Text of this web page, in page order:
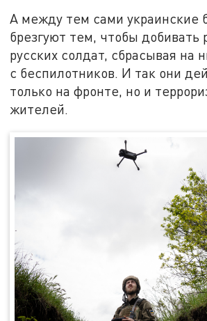
А между тем сами украинские
брезгуют тем, чтобы добивать
русских солдат, сбрасывая на
с беспилотников. И так они
только на фронте, но и
жителей.